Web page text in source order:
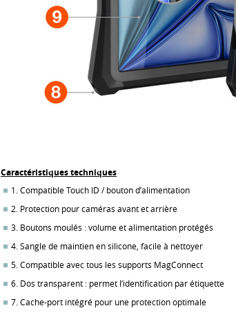
Caractéristiques techniques
1. Compatible Touch ID / bouton d’alimentation
2. Protection pour caméras avant et arrière
3. Boutons moulés : volume et alimentation protégés
4. Sangle de maintien en silicone, facile à nettoyer
5. Compatible avec tous les supports MagConnect
6. Dos transparent : permet l’identification par étiquette
7. Cache-port intégré pour une protection optimale